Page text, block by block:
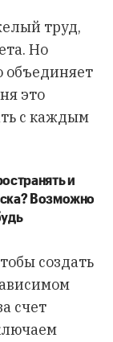
труд,
Но
объединяет
это
с каждым
и
?Возможно
создать
счет